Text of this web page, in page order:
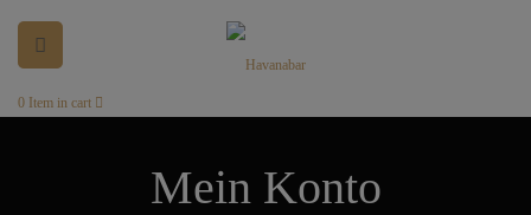
0 Item in cart
Mein Konto